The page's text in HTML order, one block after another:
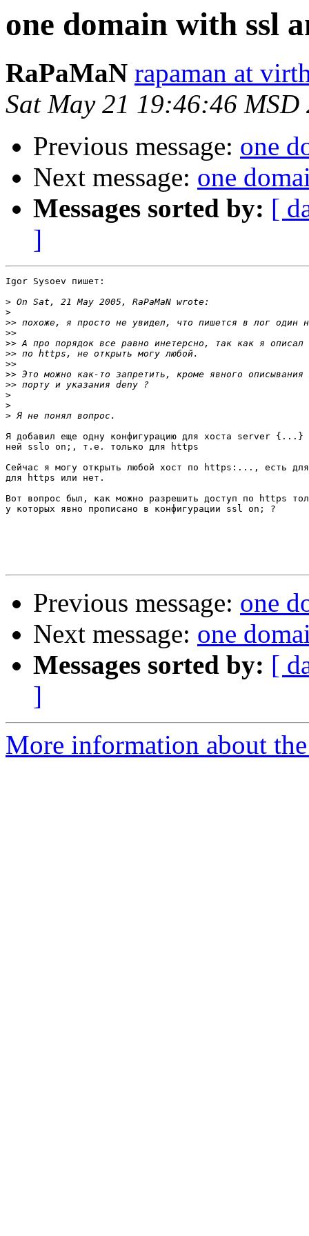
one domain with ssl
RaPaMaN rapaman at
Sat May 21 19:46:46 MSD
Previous message: one
Next message: one
Messages sorted by: [
]
Igor Sysoev пишет:
>
>
>>
>>
>>
>>
>>
>>
>>
>
>
>
Я добавил еще одну конфигурацию для хоста server {...}
ней sslo on;, т.е. только для https
Сейчас я могу открыть любой хост по https:..., есть
для https или нет.
Вот вопрос был, как можно разрешить доступ по https
у которых явно прописано в конфигурации ssl on; ?
Previous message: one
Next message: one
Messages sorted by: [
]
More information about